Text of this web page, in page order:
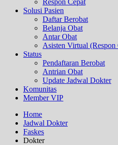
Solusi Pasien
Daftar Berobat
Belanja Obat
Antar Obat
Asisten Virtual (Respon
Status
Pendaftaran Berobat
Antrian Obat
Update Jadwal Dokter
Komunitas
Member VIP
Home
Jadwal Dokter
Faskes
Dokter